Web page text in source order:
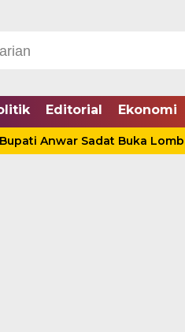
Editorial Ekonomi
Anwar Sadat Buka Lomba